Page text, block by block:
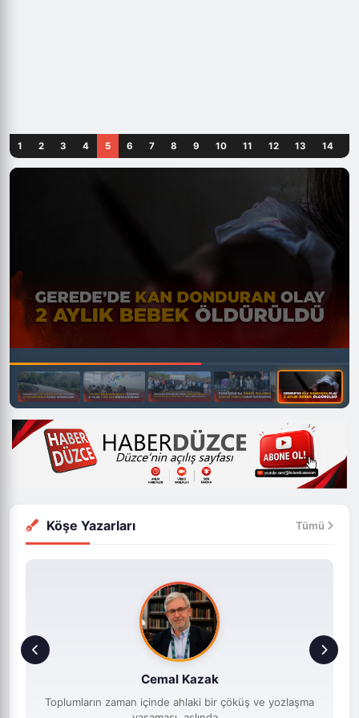
GEREDE'DE KAN DONDURAN OLAY: 2
AYLIK BEBEK ÖLDÜRÜLDÜ
Edinilen bilgiye göre,Geredeilçesine
bağlıKitirlerMahallesi’ndeki bir evde S.C. isimli kadın, henüz 2
Köşe Yazarları Tümü
Cemal Kazak
Toplumların zaman içinde ahlaki bir çöküş ve yozlaşma
yaşaması, aslında...